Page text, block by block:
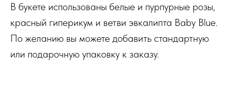
В букете использованы белые и пурпурные розы,
красный гиперикум и ветви эвкалипта Baby Blue.
По желанию вы можете добавить стандартную
или подарочную упаковку к заказу.